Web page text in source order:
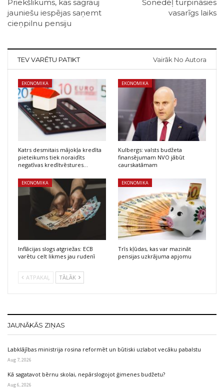
Priekšlikums, kas sagrauj
jauniešu iespējas saņemt
cieņpilnu pensiju
Šonedēļ turpināsies
vasarīgs laiks
TEV VARĒTU PATIKT Vairāk No Autora
EKONOMIKA
Katrs desmitais mājokļa kredīta
pieteikums tiek noraidīts
negatīvas kredītvēstures…
EKONOMIKA
Kulbergs: valsts budžeta
finansējumam NVO jābūt
caurskatāmam
EKONOMIKA
Inflācijas slogs atgriežas: ECB
varētu celt likmes jau rudenī
EKONOMIKA
Trīs kļūdas, kas var mazināt
pensijas uzkrājuma apjomu
ATPAKAĻ TĀLĀK
JAUNĀKĀS ZIŅAS
Labklājības ministrija rosina reformēt un būtiski uzlabot vecāku pabalstu
Aug 7, 2026
Kā sagatavot bērnu skolai, nepārslogojot ģimenes budžetu?
Aug 6, 2026